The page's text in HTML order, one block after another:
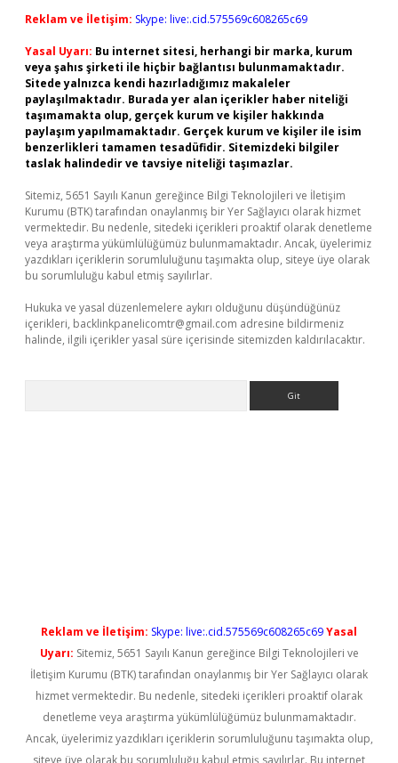
Reklam ve İletişim: Skype: live:.cid.575569c608265c69
Yasal Uyarı: Bu internet sitesi, herhangi bir marka, kurum
veya şahıs şirketi ile hiçbir bağlantısı bulunmamaktadır.
Sitede yalnızca kendi hazırladığımız makaleler
paylaşılmaktadır. Burada yer alan içerikler haber niteliği
taşımamakta olup, gerçek kurum ve kişiler hakkında
paylaşım yapılmamaktadır. Gerçek kurum ve kişiler ile isim
benzerlikleri tamamen tesadüfidir. Sitemizdeki bilgiler
taslak halindedir ve tavsiye niteliği taşımazlar.
Sitemiz, 5651 Sayılı Kanun gereğince Bilgi Teknolojileri ve İletişim
Kurumu (BTK) tarafından onaylanmış bir Yer Sağlayıcı olarak hizmet
vermektedir. Bu nedenle, sitedeki içerikleri proaktif olarak denetleme
veya araştırma yükümlülüğümüz bulunmamaktadır. Ancak, üyelerimiz
yazdıkları içeriklerin sorumluluğunu taşımakta olup, siteye üye olarak
bu sorumluluğu kabul etmiş sayılırlar.
Hukuka ve yasal düzenlemelere aykırı olduğunu düşündüğünüz
içerikleri, backlinkpanelicomtr@gmail.com adresine bildirmeniz
halinde, ilgili içerikler yasal süre içerisinde sitemizden kaldırılacaktır.
Reklam ve İletişim: Skype: live:.cid.575569c608265c69Yasal
Uyarı: Sitemiz, 5651 Sayılı Kanun gereğince Bilgi Teknolojileri ve
İletişim Kurumu (BTK) tarafından onaylanmış bir Yer Sağlayıcı olarak
hizmet vermektedir. Bu nedenle, sitedeki içerikleri proaktif olarak
denetleme veya araştırma yükümlülüğümüz bulunmamaktadır.
Ancak, üyelerimiz yazdıkları içeriklerin sorumluluğunu taşımakta olup,
siteye üye olarak bu sorumluluğu kabul etmiş sayılırlar. Bu internet